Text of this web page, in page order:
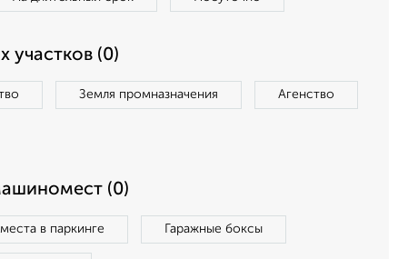
участков (0)
Земля промназначения Агенство
(0)
в паркинге Гаражные боксы